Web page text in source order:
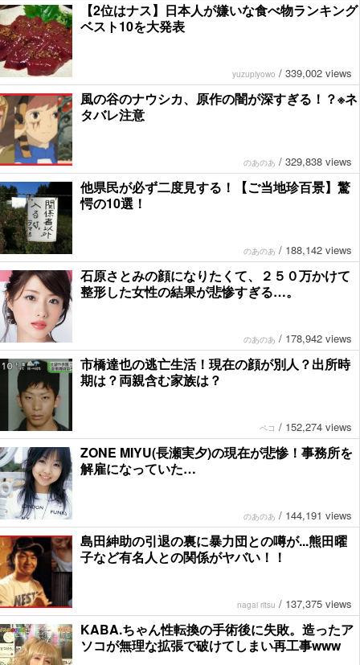
【2位はナス】日本人が嫌いな食べ物ランキング
ベスト10を大発表
yuzupiyowo / 339,002 views
風の谷のナウシカ、原作の闇が深すぎる！？※ネ
タバレ注意
のあのあ / 329,838 views
他県民が必ず二度見する！【ご当地珍百景】驚
愕の10選！
のあのあ / 188,142 views
石原さとみの顔になりたくて、２５０万かけて
整形した女性の結果が悲惨すぎる…。
のあのあ / 178,942 views
市橋達也の逃亡生活！現在の顔が別人？出所時
期は？両親含む家族は？
ペコ / 152,274 views
ZONE MIYU(長瀬実夕)の現在が悲惨！事務所を
解雇になっていた…
のあのあ / 144,191 views
島田紳助の引退の裏に暴力団との噂が...熊田曜
子など有名人との関係がヤバい！！
nagai ritsu / 137,375 views
KABA.ちゃん性転換の手術後に失敗。造ったア
ソコが無理な拡張で破けてしまい再工事www